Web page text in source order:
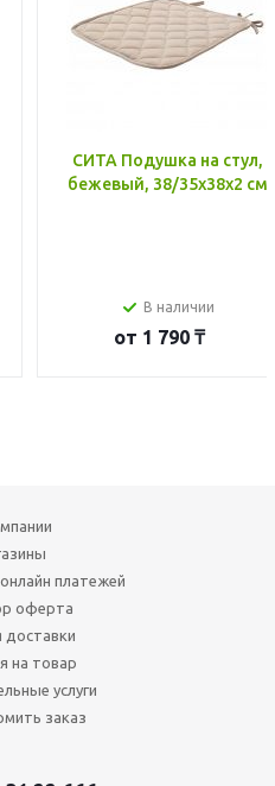
СИТА Подушка на стул,
бежевый, 38/35x38x2 см
В наличии
от 1 790 ₸
платежей
оферта
доставки
на товар
услуги
заказ